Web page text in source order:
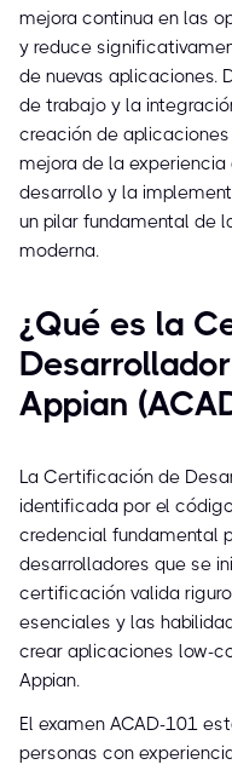
mejora continua en las
y reduce
de nuevas aplicaciones.
de trabajo y la
creación de
mejora de la
desarrollo y la
un pilar fundamental de
moderna.
¿Qué es la
Appian
La Certificación de
identificada por el
credencial fundamental
desarrolladores que se
certificación valida
esenciales y las
crear aplicaciones low-
Appian.
El examen ACAD-101
personas con